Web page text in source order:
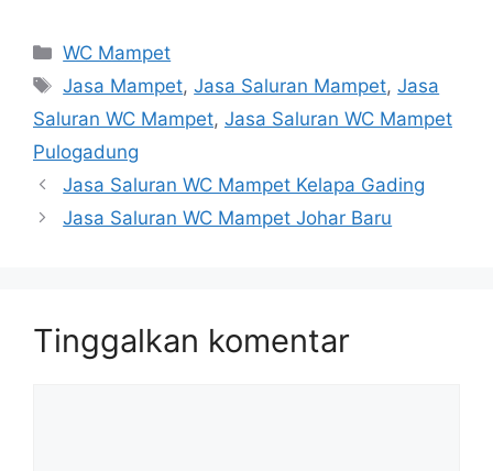
Kategori
WC Mampet
Tag
Jasa Mampet,Jasa Saluran Mampet,Jasa
Saluran WC Mampet, Jasa Saluran WC Mampet
Pulogadung
Jasa Saluran WC Mampet Kelapa Gading
Jasa Saluran WC Mampet Johar Baru
Tinggalkan komentar